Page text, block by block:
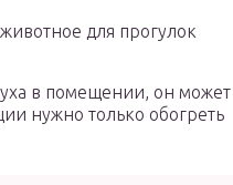
для прогулок
в помещении, он может
нужно только обогреть